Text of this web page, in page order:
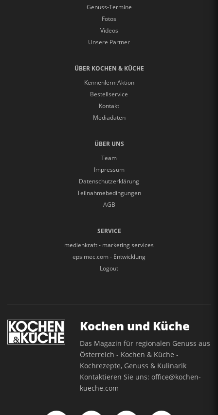
Genuss-Termine
Fotos
Videos
Unsere Partner
ÜBER KOCHEN & KÜCHE
Kennenlern-Aktion
Bestellservice
Kontakt
Mediadaten
ÜBER UNS
Team
Impressum
Datenschutzerklärung
Teilnahmebedingungen
AGB
SERVICE
medienkraft - marketing services
epsimec.com - Entwicklung
Logout
Kochen und Küche
Das Magazin für regionalen Genuss aus
Österreich - Kochen & Küche -
Kochrezepte, Genuss & Kulinarik
Kontaktieren Sie uns:office@kochen-
kueche.com